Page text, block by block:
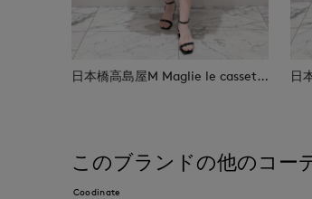
日本橋高島屋M Maglie le cassetto
このブランドの他のコー
Coodinate